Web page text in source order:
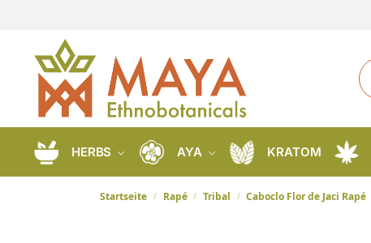
HERBS AYA KRATOM
Startseite / Rapé / Tribal / Caboclo Flor de Jaci Rapé